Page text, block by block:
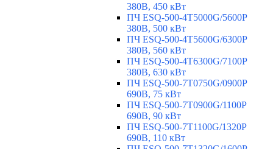
380В, 450 кВт
ПЧ ESQ-500-4T5000G/5600P
380В, 500 кВт
ПЧ ESQ-500-4T5600G/6300P
380В, 560 кВт
ПЧ ESQ-500-4T6300G/7100P
380В, 630 кВт
ПЧ ESQ-500-7T0750G/0900P
690В, 75 кВт
ПЧ ESQ-500-7T0900G/1100P
690В, 90 кВт
ПЧ ESQ-500-7T1100G/1320P
690В, 110 кВт